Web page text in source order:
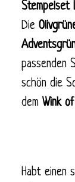
Stempelset
Die
passenden
schön die
dem Wink
Habt einen